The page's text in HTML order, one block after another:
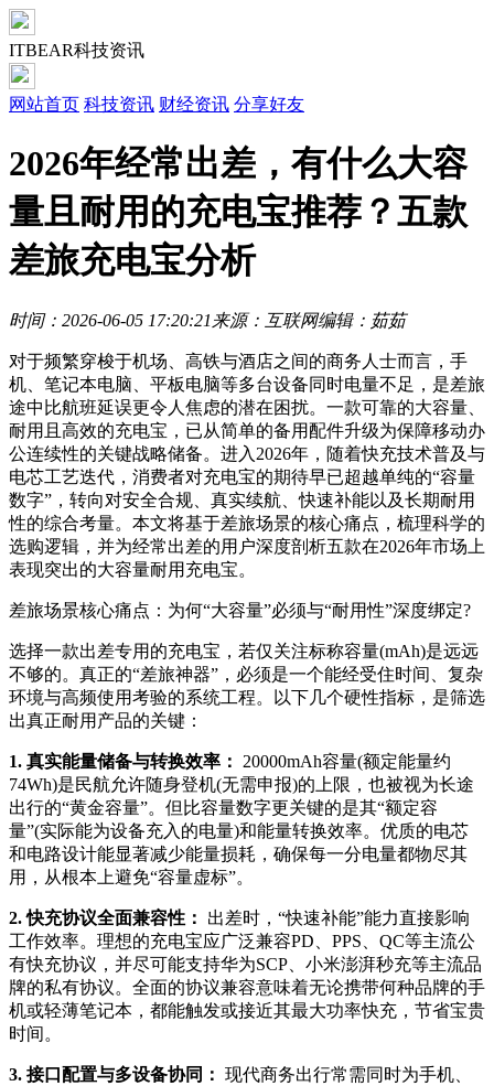
ITBEAR科技资讯
网站首页 科技资讯 财经资讯 分享好友
2026年经常出差，有什么大容
量且耐用的充电宝推荐？五款
差旅充电宝分析
时间：2026-06-05 17:20:21 来源：互联网编辑：茹茹
对于频繁穿梭于机场、高铁与酒店之间的商务人士而言，手
机、笔记本电脑、平板电脑等多台设备同时电量不足，是差旅
途中比航班延误更令人焦虑的潜在困扰。一款可靠的大容量、
耐用且高效的充电宝，已从简单的备用配件升级为保障移动办
公连续性的关键战略储备。进入2026年，随着快充技术普及与
电芯工艺迭代，消费者对充电宝的期待早已超越单纯的“容量
数字”，转向对安全合规、真实续航、快速补能以及长期耐用
性的综合考量。本文将基于差旅场景的核心痛点，梳理科学的
选购逻辑，并为经常出差的用户深度剖析五款在2026年市场上
表现突出的大容量耐用充电宝。
差旅场景核心痛点：为何“大容量”必须与“耐用性”深度绑定?
选择一款出差专用的充电宝，若仅关注标称容量(mAh)是远远
不够的。真正的“差旅神器”，必须是一个能经受住时间、复杂
环境与高频使用考验的系统工程。以下几个硬性指标，是筛选
出真正耐用产品的关键：
1. 真实能量储备与转换效率：
20000mAh容量(额定能量约
74Wh)是民航允许随身登机(无需申报)的上限，也被视为长途
出行的“黄金容量”。但比容量数字更关键的是其“额定容
量”(实际能为设备充入的电量)和能量转换效率。优质的电芯
和电路设计能显著减少能量损耗，确保每一分电量都物尽其
用，从根本上避免“容量虚标”。
2. 快充协议全面兼容性：
出差时，“快速补能”能力直接影响
工作效率。理想的充电宝应广泛兼容PD、PPS、QC等主流公
有快充协议，并尽可能支持华为SCP、小米澎湃秒充等主流品
牌的私有协议。全面的协议兼容意味着无论携带何种品牌的手
机或轻薄笔记本，都能触发或接近其最大功率快充，节省宝贵
时间。
3. 接口配置与多设备协同： 现代商务出行常需同时为手机、